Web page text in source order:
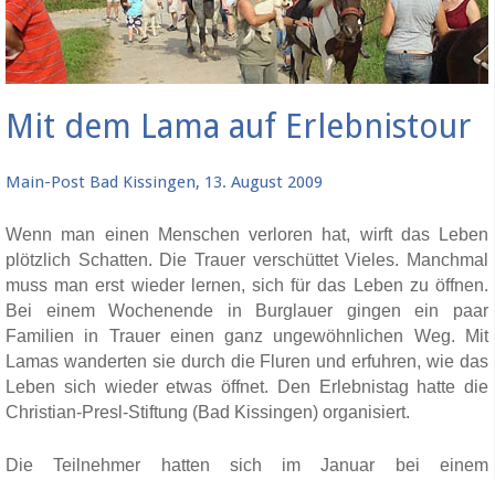
Mit dem Lama auf Erlebnistour
Main-Post Bad Kissingen, 13. August 2009
Wenn man einen Menschen verloren hat, wirft das Leben
plötzlich Schatten. Die Trauer verschüttet Vieles. Manchmal
muss man erst wieder lernen, sich für das Leben zu öffnen.
Bei einem Wochenende in Burglauer gingen ein paar
Familien in Trauer einen ganz ungewöhnlichen Weg. Mit
Lamas wanderten sie durch die Fluren und erfuhren, wie das
Leben sich wieder etwas öffnet. Den Erlebnistag hatte die
Christian-Presl-Stiftung (Bad Kissingen) organisiert.
Die Teilnehmer hatten sich im Januar bei einem